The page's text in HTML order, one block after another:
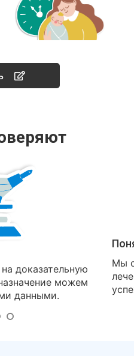
доказательную
можем
данными.
Мы